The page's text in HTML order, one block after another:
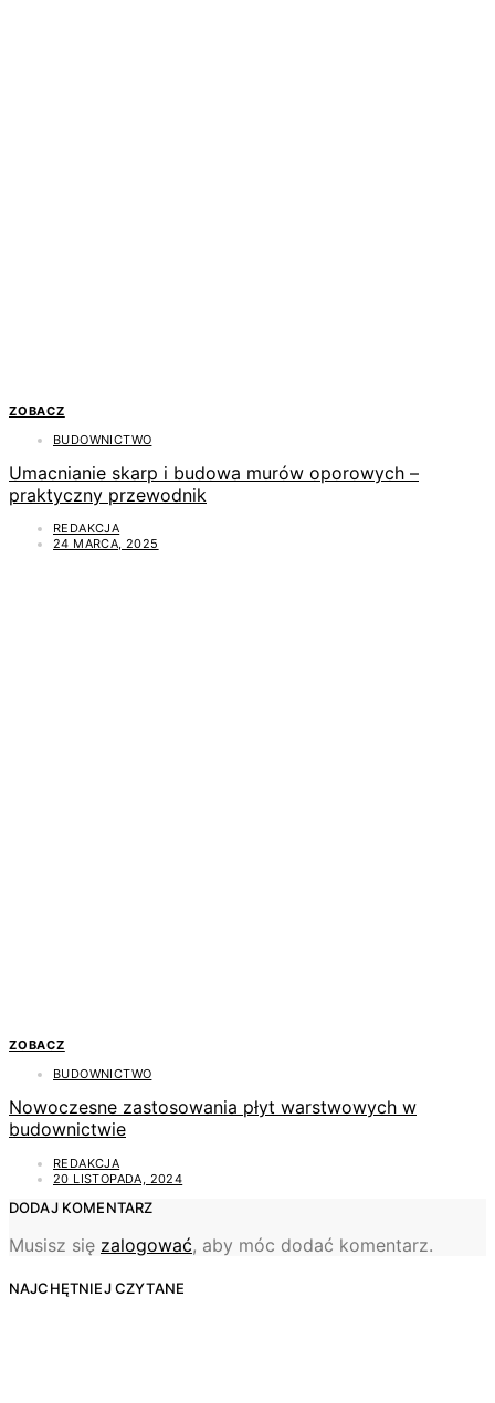
ZOBACZ
BUDOWNICTWO
Umacnianie skarp i budowa murów oporowych –
praktyczny przewodnik
REDAKCJA
24 MARCA, 2025
ZOBACZ
BUDOWNICTWO
Nowoczesne zastosowania płyt warstwowych w
budownictwie
REDAKCJA
20 LISTOPADA, 2024
DODAJ KOMENTARZ
Musisz się zalogować, aby móc dodać komentarz.
NAJCHĘTNIEJ CZYTANE